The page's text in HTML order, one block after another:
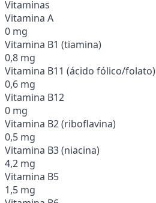
Vitaminas
Vitamina A
0 mg
Vitamina B1 (tiamina)
0,8 mg
Vitamina B11 (ácido fólico/folato)
0,6 mg
Vitamina B12
0 mg
Vitamina B2 (riboflavina)
0,5 mg
Vitamina B3 (niacina)
4,2 mg
Vitamina B5
1,5 mg